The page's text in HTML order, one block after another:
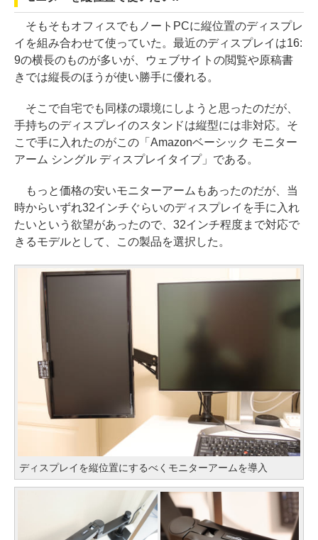
そもそもオフィスでもノートPCに縦位置のディスプレ
イを組み合わせて使っていた。最近のディスプレイは16:
9の横長のものが多いが、ウェブサイトの閲覧や原稿書
きでは縦長のほうが使い勝手に優れる。
そこで自宅でも同様の環境にしようと思ったのだが、
手持ちのディスプレイのスタンドは縦型には非対応。そ
こで手に入れたのがこの「Amazonベーシック モニター
アーム シングル ディスプレイタイプ」である。
もっと価格の安いモニターアームもあったのだが、当
時からいずれ32インチぐらいのディスプレイを手に入れ
たいという欲望があったので、32インチ程度まで対応で
きるモデルとして、この製品を選択した。
ディスプレイを縦位置にするべくモニターアームを導入